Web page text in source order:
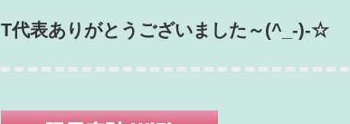
T代表ありがとうございました～(^ _-)-☆